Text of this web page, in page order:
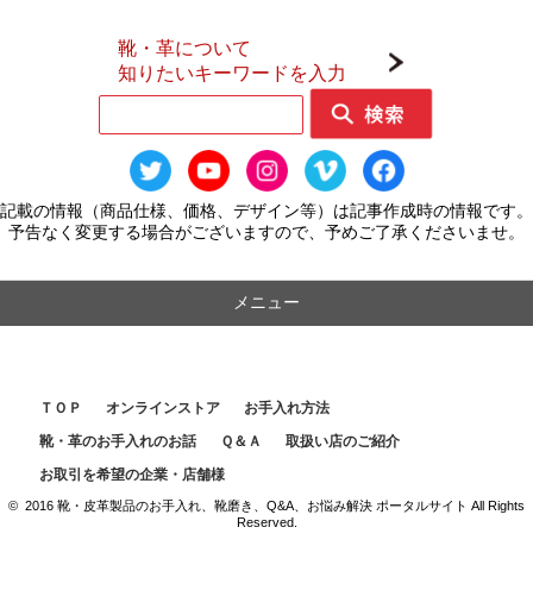
靴・革について
知りたいキーワードを入力
記載の情報（商品仕様、価格、デザイン等）は記事作成時の情報です。
予告なく変更する場合がございますので、予めご了承くださいませ。
メニュー
ＴＯＰ オンラインストア
お手入れ方法
靴・革のお手入れのお話
Ｑ＆Ａ
取扱い店のご紹介
お取引を希望の企業・店舗様
© 2016 靴・皮革製品のお手入れ、靴磨き、Q&A、お悩み解決 ポータルサイト All Rights
Reserved.